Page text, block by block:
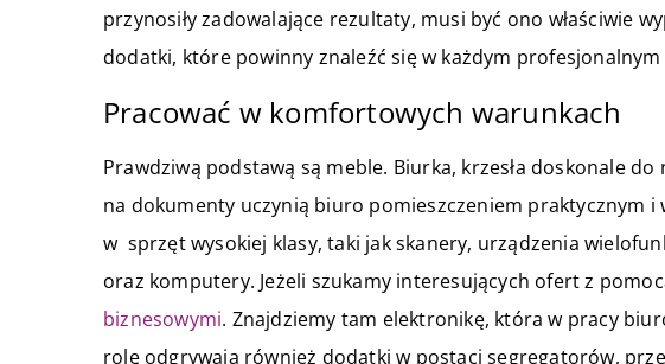
przynosiły zadowalające rezultaty, musi być ono właściwie
dodatki, które powinny znaleźć się w każdym
Pracować w komfortowych warunkach
Prawdziwą podstawą są meble. Biurka, krzesła doskonale
na dokumenty uczynią biuro pomieszczeniem praktycznym
w sprzęt wysokiej klasy, taki jak skanery, urządzenia
oraz komputery. Jeżeli szukamy interesujących ofert z
biznesowymi. Znajdziemy tam elektronikę, która w pracy
rolę odgrywają również dodatki w postaci segregatorów,